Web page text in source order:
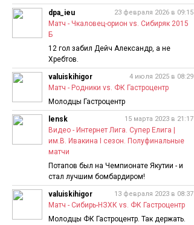
23 февраля 2026 в 09:15
dpa_ieu
Матч - Чкаловец-орион vs. Сибиряк 2015
Б
12 гол забил Дейч Александр, а не
Хребтов.
4 июля 2025 в 08:29
valuiskihigor
Матч - Родники vs. ФК Гастроцентр
Молодцы Гастроцентр
15 марта 2023 в 21:17
lensk
Видео - Интернет Лига. Супер Елига |
им.В. Ивакина I сезон. Полуфинальные
матчи
Потапов был на Чемпионате Якутии - и
стал лучшим бомбардиром!
13 февраля 2023 в 08:37
valuiskihigor
Матч - Сибирь-НЗХК vs. ФК Гастроцентр
Молодцы ФК Гастроцентр. Так держать.